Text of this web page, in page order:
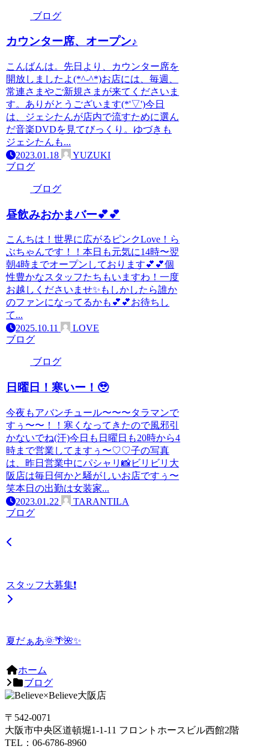
ブログ
カウンター席、オープン♪
こんばんは。先日より、カウンター席を
開放しましたよ(*^-^*)お店には、毎週、
常連さまやご新規さまが来てくださいま
す。ありがとうございます(*'▽')今日
は、ジェシたんが店内で流すために選ん
だ音楽DVDを見てびっくり。ゆづきも
ジェシたんも...
2023.01.18
YUZUKI
ブログ
ブログ
昼飲みおかまバー︎💕︎︎💕︎
こんちは！世界に広がるピンクLove！ら
ぶちゃんです！！本日も元気に14時〜翌
朝4時までオープンしております︎💕︎︎💕︎個
性豊かなスタッフたちもいますわ！一度
お越しくださいませ✨️もしかしたら誰か
のファンになってるかも︎💕︎︎💕︎お待ちし
て...
2025.10.11
LOVE
ブログ
ブログ
日曜日！寒いー！🥹
今夜もアバンチュール〜〜〜タラマンで
すぅ〜〜！！寒くなってきたので風邪引
かないでね(汗)今日も日曜日も20時から4
時まで営業してますぅ〜♡♡子の写真
は、昨日営業中にパシャリ📸ビリビリ大
阪店は毎日何かと騒がしいお店ですぅ〜
笑本日の出勤は女装家...
2023.01.22
TARANTILA
ブログ
スタッフ大募集❗
夏だぁあ🌞🌴🌺✨
ホーム
ブログ
〒542-0071
大阪市中央区道頓堀1-1-11 フロントホースビル西館2階
TEL：06-6786-8960